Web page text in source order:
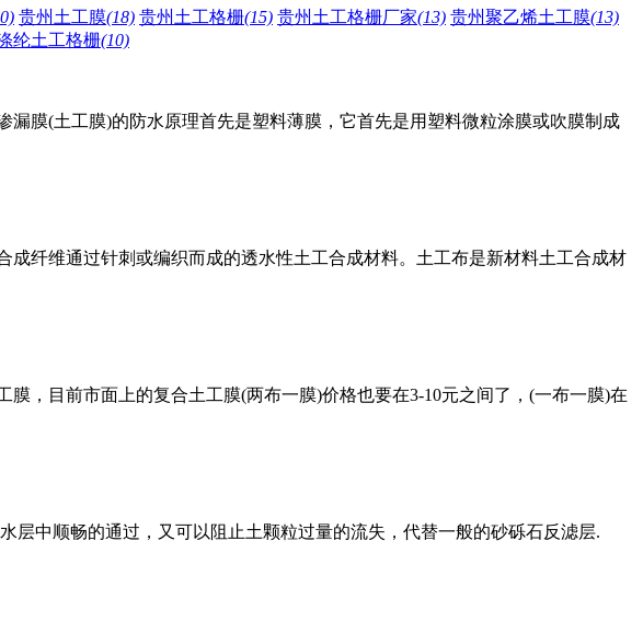
贵州土工膜(18) 贵州土工格栅(15) 贵州土工格栅厂家(13) 贵州聚乙烯土工膜(13)
纶土工格栅(10)
膜(土工膜)的防水原理首先是塑料薄膜，它首先是用塑料微粒涂膜或吹膜制成
纤维通过针刺或编织而成的透水性土工合成材料。土工布是新材料土工合成材
，目前市面上的复合土工膜(两布一膜)价格也要在3-10元之间了，(一布一膜)在
中顺畅的通过，又可以阻止土颗粒过量的流失，代替一般的砂砾石反滤层.